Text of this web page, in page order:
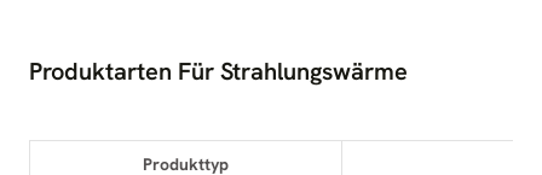
Produktarten Für Strahlungswärme
Produkttyp